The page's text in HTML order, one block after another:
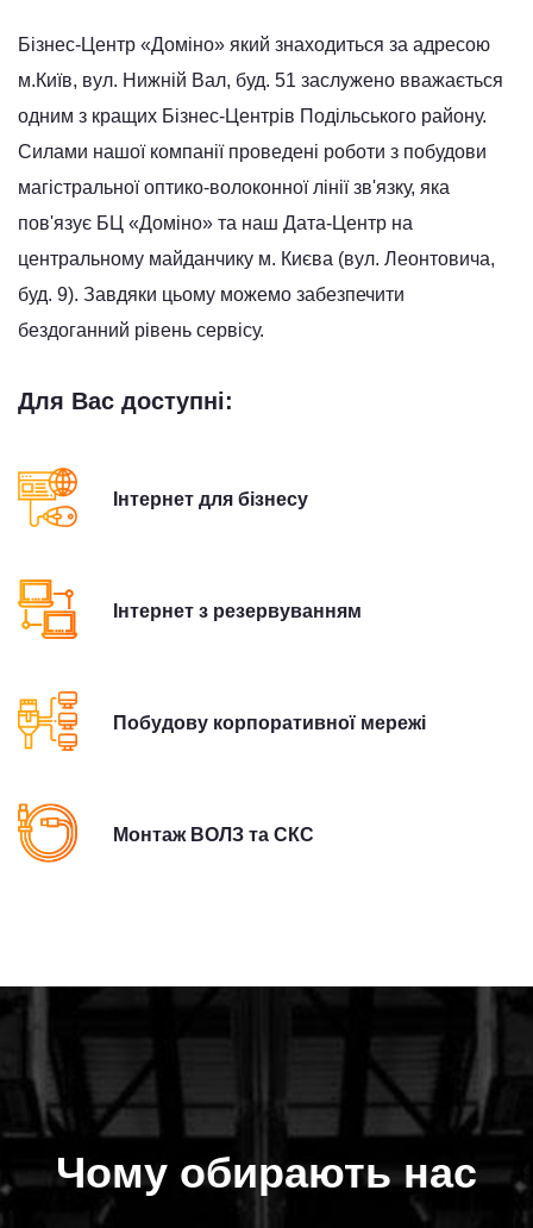
Бізнес-Центр «Доміно» який знаходиться за адресою
м.Київ, вул. Нижній Вал, буд. 51 заслужено вважається
одним з кращих Бізнес-Центрів Подільського району.
Силами нашої компанії проведені роботи з побудови
магістральної оптико-волоконної лінії зв'язку, яка
пов'язує БЦ «Доміно» та наш Дата-Центр на
центральному майданчику м. Києва (вул. Леонтовича,
буд. 9). Завдяки цьому можемо забезпечити
бездоганний рівень сервісу.
Для Вас доступні:
Інтернет для бізнесу
Інтернет з резервуванням
Побудову корпоративної мережі
Монтаж ВОЛЗ та СКС
Чому обирають нас